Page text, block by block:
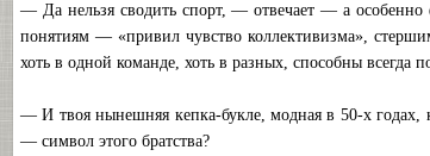
— Да нельзя сводить спорт, — отвечает — а
понятиям — «привил чувство коллективизма»,
хоть в одной команде, хоть в разных, способны всегда
— И твоя нынешняя кепка-букле, модная в 50-х годах,
— символ этого братства?